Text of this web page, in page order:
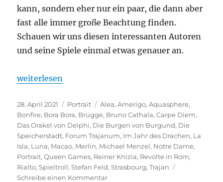
kann, sondern eher nur ein paar, die dann aber
fast alle immer große Beachtung finden.
Schauen wir uns diesen interessanten Autoren
und seine Spiele einmal etwas genauer an.
„Portrait – Stefan Feld“
weiterlesen
Veröffentlicht
am
28. April 2021 Kategorien
Portrait Schlagwörter
Alea,Amerigo,Aquasphere,
Bonfire, Bora Bora, Brügge, Bruno Cathala,Carpe Diem,
Das Orakel von Delphi, Die Burgen von Burgund, Die
Speicherstadt, Forum Trajanum, Im Jahr des Drachen, La
Isla, Luna, Macao, Merlin, Michael Menzel, Notre Dame,
Portrait,Queen Games, Reiner Knizia, Revolte in Rom,
Rialto,Spieltroll,Stefan Feld,Strasbourg,Trajan
Schreibe einen Kommentarzu